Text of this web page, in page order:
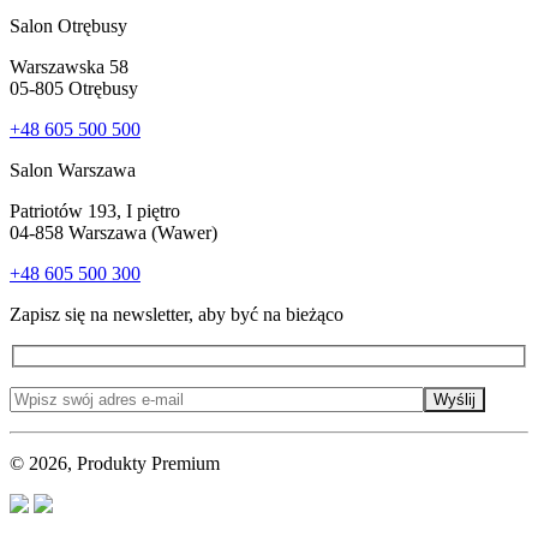
Salon Otrębusy
Warszawska 58
05-805 Otrębusy
+48 605 500 500
Salon Warszawa
Patriotów 193, I piętro
04-858 Warszawa (Wawer)
+48 605 500 300
Zapisz się na newsletter, aby być na bieżąco
Wyślij
© 2026, Produkty Premium